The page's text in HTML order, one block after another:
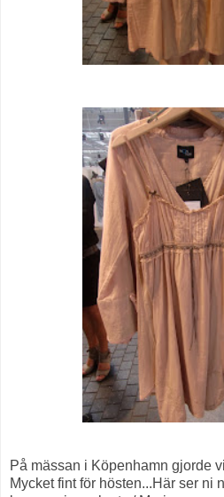
På mässan i Köpenhamn gjorde
Mycket fint för hösten...Här ser ni